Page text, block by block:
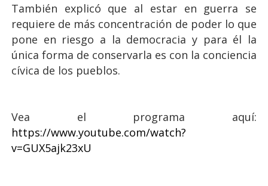
También explicó que al estar en guerra se
requiere de más concentración de poder lo que
pone en riesgo a la democracia y para él la
única forma de conservarla es con la conciencia
cívica de los pueblos.
Vea el programa aquí:
https://www.youtube.com/watch?
v=GUX5ajk23xU